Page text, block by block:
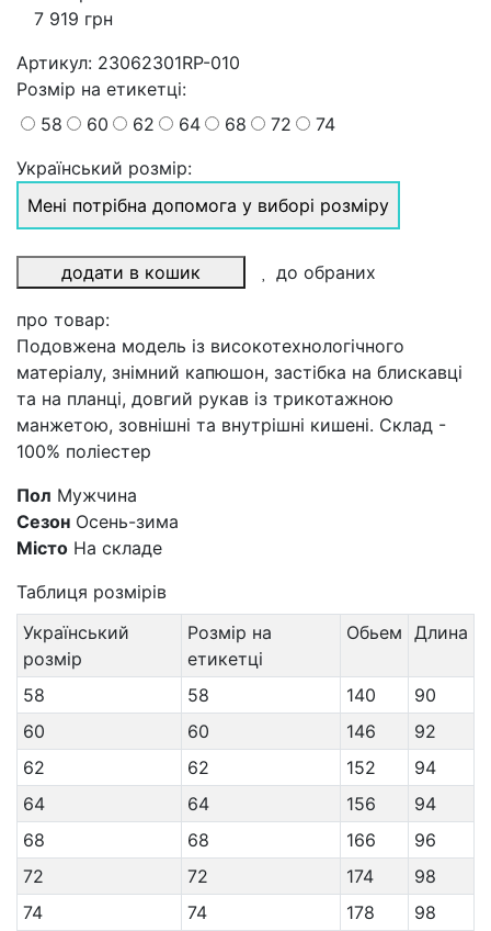
7 919 грн
Артикул: 23062301RP-010
Розмiр на етикетці:
58
60 62 64 68 72
74
Український розмір:
Мені потрібна допомога у виборі розміру
додати в кошик до обраних
про товар:
Подовжена модель із високотехнологічного
матеріалу, знімний капюшон, застібка на блискавці
та на планці, довгий рукав із трикотажною
манжетою, зовнішні та внутрішні кишені. Склад -
100% поліестер
Пол Мужчина
Сезон Осень-зима
Місто На складе
Таблиця розмірів
Український
розмір
Розмір на
етикетці
Обьем Длина
58 58 140
90
60
60 146
92
62
62 152
94
64
64 156
94
68
68 166
96
72
72 174
98
74
74 178 98